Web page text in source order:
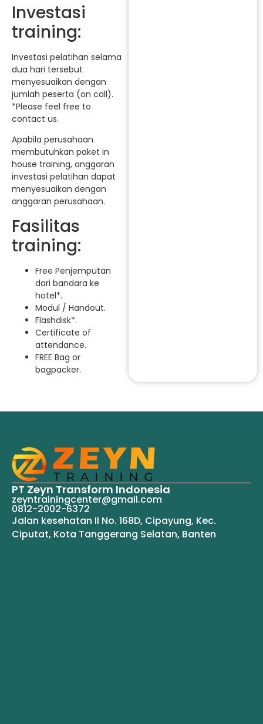
Investasi
training:
Investasi pelatihan selama
dua hari tersebut
menyesuaikan dengan
jumlah peserta (on call).
*Please feel free to
contact us.
Apabila perusahaan
membutuhkan paket in
house training, anggaran
investasi pelatihan dapat
menyesuaikan dengan
anggaran perusahaan.
Fasilitas
training:
Free Penjemputan
dari bandara ke
hotel*.
Modul / Handout.
Flashdisk*.
Certificate of
attendance.
FREE Bag or
bagpacker.
PT Zeyn Transform Indonesia
zeyntrainingcenter@gmail.com
0812-2002-6372
Jalan kesehatan II No. 168D, Cipayung, Kec.
Ciputat, Kota Tanggerang Selatan, Banten